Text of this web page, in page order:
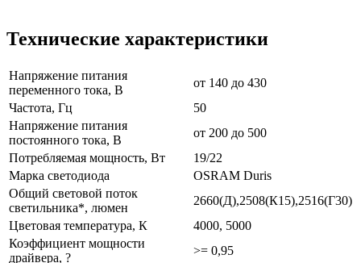
Технические характеристики
Напряжение питания
переменного тока, В
от 140 до 430
Частота, Гц
50
Напряжение питания
постоянного тока, В
от 200 до 500
Потребляемая мощность, Вт
19/22
Марка светодиода
OSRAM Duris
Общий световой поток
светильника*, люмен
2660(Д),2508(К15),2516(Г30)
Цветовая температура, К
4000, 5000
Коэффициент мощности
драйвера, ?
>= 0,95